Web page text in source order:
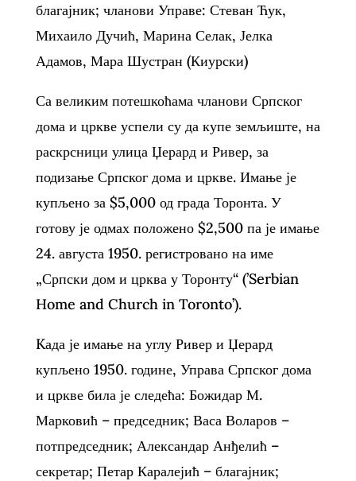
благајник; чланови Управе: Стеван Ћук,
Михаило Дучић, Марина Селак, Јелка
Адамов, Мара Шустран (Киурски)
Са великим потешкоћама чланови Српског
дома и цркве успели су да купе земљиште, на
раскрсници улица Џерард и Ривер, за
подизање Српског дома и цркве. Имање је
купљено за $5,000 од града Торонта. У
готову је одмах положено $2,500 па је имање
24. августа 1950. регистровано на име
„Српски дом и црква у Торонту“ (’Serbian
Home and Church in Toronto’).
Kада је имање на углу Ривер и Џерард
купљено 1950. године, Управа Српског дома
и цркве била је следећа: Божидар М.
Марковић – председник; Васа Воларов –
потпредседник; Александар Анђелић –
секретар; Петар Каралејић – благајник;